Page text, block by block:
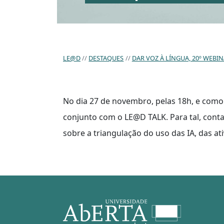
LE@D DESTAQUES DAR VOZ À LÍNGUA, 20º
No dia 27 de novembro, pelas 18h, e
conjunto com o LE@D TALK. Para tal,
sobre a triangulação do uso das IA, das